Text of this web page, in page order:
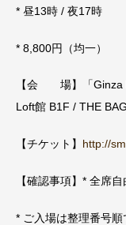
* 昼13時 / 夜17時
* 8,800円（均一）
【会 場】「Ginza
Loft館 B1F / THE
【チケット】 http://
【確認事項】* 全席自
* ご入場は整理番号